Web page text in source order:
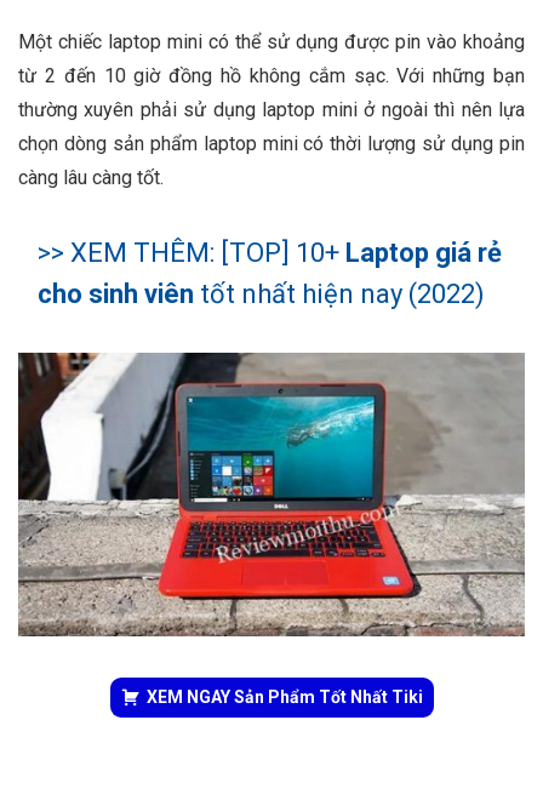
Một chiếc laptop mini có thể sử dụng được pin vào khoảng
từ 2 đến 10 giờ đồng hồ không cắm sạc. Với những bạn
thường xuyên phải sử dụng laptop mini ở ngoài thì nên lựa
chọn dòng sản phẩm laptop mini có thời lượng sử dụng pin
càng lâu càng tốt.
>> XEM THÊM: [TOP] 10+ Laptop giá rẻ
cho sinh viên tốt nhất hiện nay (2022)
XEM NGAY Sản Phẩm Tốt Nhất Tiki